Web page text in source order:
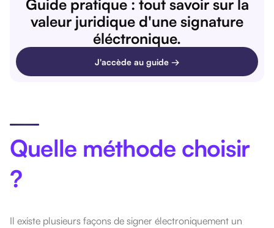
Guide pratique : tout savoir sur la
valeur juridique d'une signature
éléctronique.
J'accède au guide →
Quelle méthode choisir
?
Il existe plusieurs façons de signer électroniquement un